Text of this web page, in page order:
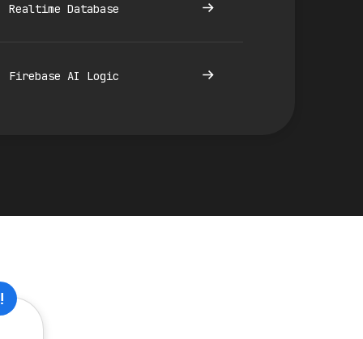
Realtime Database
Firebase AI Logic